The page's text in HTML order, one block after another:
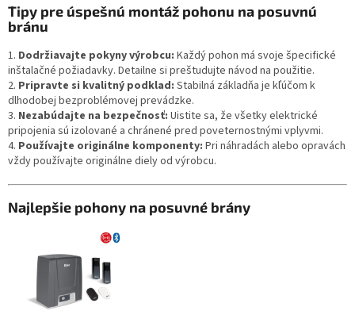
Tipy pre úspešnú montáž pohonu na posuvnú
bránu
1. Dodržiavajte pokyny výrobcu: Každý pohon má svoje špecifické
inštalačné požiadavky. Detailne si preštudujte návod na použitie.
2. Pripravte si kvalitný podklad: Stabilná základňa je kľúčom k
dlhodobej bezproblémovej prevádzke.
3. Nezabúdajte na bezpečnosť: Uistite sa, že všetky elektrické
pripojenia sú izolované a chránené pred poveternostnými vplyvmi.
4. Používajte originálne komponenty: Pri náhradách alebo opravách
vždy používajte originálne diely od výrobcu.
Najlepšie pohony na posuvné brány